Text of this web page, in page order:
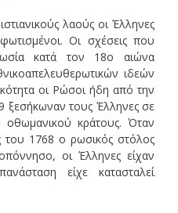
λαούς οι Έλληνες
Οι σχέσεις που
κατά τον 18ο αιώνα
ιδεών
οι Ρώσοι ήδη από την
τους Έλληνες σε
οθωμανικού κράτους. Όταν
του 1768 ο ρωσικός στόλος
οι Έλληνες είχαν
είχε κατασταλεί